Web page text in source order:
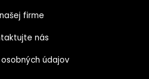
firme
nás
údajov